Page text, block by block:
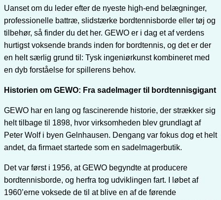
Uanset om du leder efter de nyeste high-end belægninger,
professionelle battræ, slidstærke bordtennisborde eller tøj og
tilbehør, så finder du det her. GEWO er i dag et af verdens
hurtigst voksende brands inden for bordtennis, og det er der
en helt særlig grund til: Tysk ingeniørkunst kombineret med
en dyb forståelse for spillerens behov.
Historien om GEWO: Fra sadelmager til bordtennisgigant
GEWO har en lang og fascinerende historie, der strækker sig
helt tilbage til 1898, hvor virksomheden blev grundlagt af
Peter Wolf i byen Gelnhausen. Dengang var fokus dog et helt
andet, da firmaet startede som en sadelmagerbutik.
Det var først i 1956, at GEWO begyndte at producere
bordtennisborde, og herfra tog udviklingen fart. I løbet af
1960’erne voksede de til at blive en af de førende